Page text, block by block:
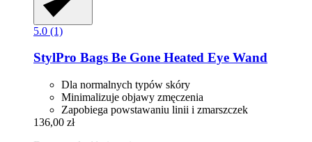
5.0 (1)
StylPro Bags Be Gone Heated Eye Wand
Dla normalnych typów skóry
Minimalizuje objawy zmęczenia
Zapobiega powstawaniu linii i zmarszczek
136,00 zł